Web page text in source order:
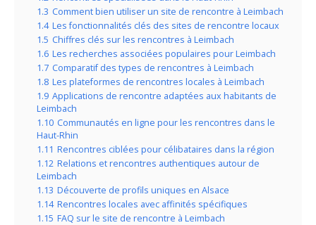
1.3 Comment bien utiliser un site de rencontre à Leimbach
1.4 Les fonctionnalités clés des sites de rencontre locaux
1.5 Chiffres clés sur les rencontres à Leimbach
1.6 Les recherches associées populaires pour Leimbach
1.7 Comparatif des types de rencontres à Leimbach
1.8 Les plateformes de rencontres locales à Leimbach
1.9 Applications de rencontre adaptées aux habitants de
Leimbach
1.10 Communautés en ligne pour les rencontres dans le
Haut-Rhin
1.11 Rencontres ciblées pour célibataires dans la région
1.12 Relations et rencontres authentiques autour de
Leimbach
1.13 Découverte de profils uniques en Alsace
1.14 Rencontres locales avec affinités spécifiques
1.15 FAQ sur le site de rencontre à Leimbach